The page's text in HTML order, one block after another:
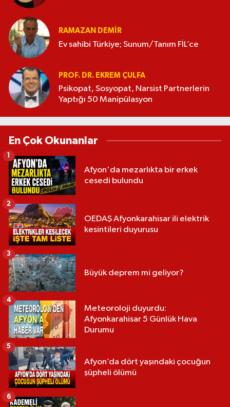
RAMAZAN DEMİR
Ev sahibi Türkiye; Sunum/Tanım FİL’ce
PROF. DR. EKREM ÇULFA
Psikopat, Sosyopat, Narsist Partnerlerin
Yaptığı 50 Manipülasyon
En Çok Okunanlar
Afyon'da mezarlıkta bir erkek
cesedi bulundu
1
OEDAŞ Afyonkarahisar ili elektrik
kesintileri duyurusu
2
Büyük deprem mi geliyor?
3
Meteoroloji duyurdu:
Afyonkarahisar 5 Günlük Hava
Durumu
4
Afyon’da dört yaşındaki çocuğun
şüpheli ölümü
5
6